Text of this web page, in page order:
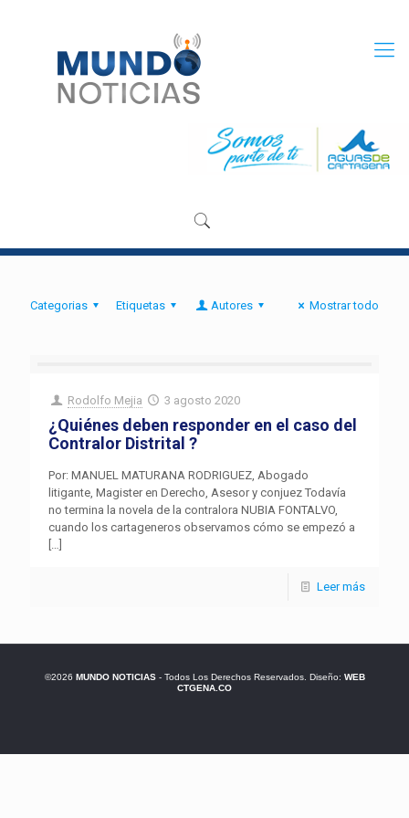
Categorias Etiquetas Autores Mostrar todo
Rodolfo Mejia 3 agosto 2020
¿Quiénes deben responder en el caso del
Contralor Distrital ?
Por: MANUEL MATURANA RODRIGUEZ, Abogado
litigante, Magister en Derecho, Asesor y conjuez Todavía
no termina la novela de la contralora NUBIA FONTALVO,
cuando los cartageneros observamos cómo se empezó a
[…]
Leer más
©2026 MUNDO NOTICIAS- Todos Los Derechos Reservados. Diseño: WEB
CTGENA.CO